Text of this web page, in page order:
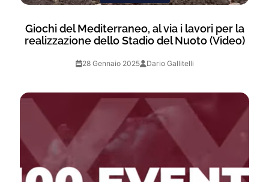
Giochi del Mediterraneo, al via i lavori per la
realizzazione dello Stadio del Nuoto (Video)
28 Gennaio 2025 Dario Gallitelli